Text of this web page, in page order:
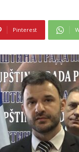
Pinterest